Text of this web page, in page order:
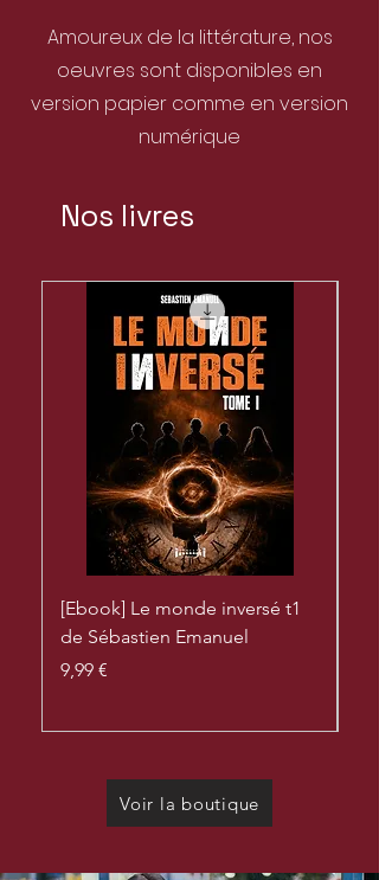
Amoureux de la littérature, nos
oeuvres sont disponibles en
version papier comme en version
numérique
Nos livres
[Ebook] Le monde inversé t1
de Sébastien Emanuel
Prix
9,99 €
Voir la boutique